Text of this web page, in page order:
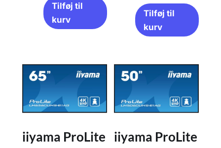
var:
5.990,00 kr..
er:
5.495,00 kr..
Tilføj til
kurv
Tilføj til
kurv
iiyama ProLite iiyama ProLite